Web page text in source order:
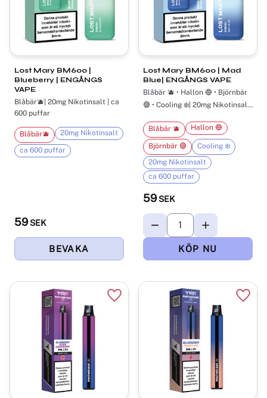
Lost Mary BM600 ​|
Blueberry | ENGÅNGS
VAPE
Blåbär🫐| 20mg Nikotinsalt | ca
600 puffar
59 SEK
Blåbär🫐 20mg Nikotinsalt
ca 600 puffar
Lost Mary BM600 ​| Mad
Blue| ENGÅNGS VAPE
Blåbär 🫐 • Hallon 🔵 • Björnbär
🟣 • Cooling ❄️| 20mg Nikotinsalt
59 SEK
Blåbär 🫐 Hallon 🔵
Björnbär 🟣
Cooling ❄️
20mg Nikotinsalt
ca 600 puffar
Lägg till i favoriter